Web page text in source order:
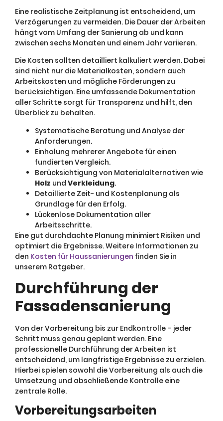
Eine realistische Zeitplanung ist entscheidend, um
Verzögerungen zu vermeiden. Die Dauer der Arbeiten
hängt vom Umfang der Sanierung ab und kann
zwischen sechs Monaten und einem Jahr variieren.
Die Kosten sollten detailliert kalkuliert werden. Dabei
sind nicht nur die Materialkosten, sondern auch
Arbeitskosten und mögliche Förderungen zu
berücksichtigen. Eine umfassende Dokumentation
aller Schritte sorgt für Transparenz und hilft, den
Überblick zu behalten.
Systematische Beratung und Analyse der
Anforderungen.
Einholung mehrerer Angebote für einen
fundierten Vergleich.
Berücksichtigung von Materialalternativen wie
Holz und Verkleidung.
Detaillierte Zeit- und Kostenplanung als
Grundlage für den Erfolg.
Lückenlose Dokumentation aller
Arbeitsschritte.
Eine gut durchdachte Planung minimiert Risiken und
optimiert die Ergebnisse. Weitere Informationen zu
den Kosten für Haussanierungen finden Sie in
unserem Ratgeber.
Durchführung der
Fassadensanierung
Von der Vorbereitung bis zur Endkontrolle – jeder
Schritt muss genau geplant werden. Eine
professionelle Durchführung der Arbeiten ist
entscheidend, um langfristige Ergebnisse zu erzielen.
Hierbei spielen sowohl die Vorbereitung als auch die
Umsetzung und abschließende Kontrolle eine
zentrale Rolle.
Vorbereitungsarbeiten